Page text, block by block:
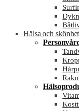
Hälsa och skönhet